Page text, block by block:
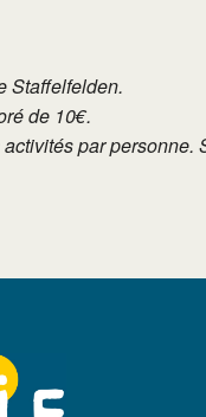
Staffelfelden.
de 10€.
par personne.